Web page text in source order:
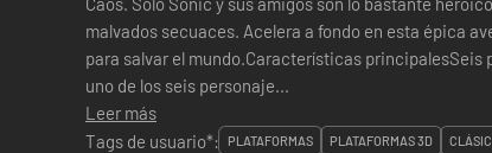
malvados secuaces. Acelera a fondo en esta épica
para salvar el mundo.Características
uno de los seis personaje...
Leer más
Tags de usuario*:
PLATAFORMAS PLATAFORMAS 3D